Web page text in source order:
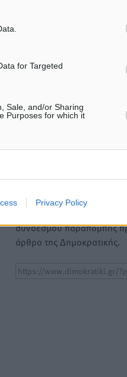
for Targeted
Sale, and/or Sharing
Purposes for which it
Privacy Policy
ΣΕΓΑΣ: Πιστώθηκαν τα
είδησης από άλλες
είναι απαραίτητη η χρήση
συνδέσμου παραπομπής
άρθρο της Δημοκρατικής.